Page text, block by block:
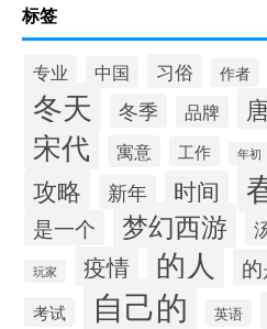
标签
专业 中国 习俗 作者
冬天 冬季 品牌
宋代 寓意 工作 年初
攻略 新年 时间
是一个 梦幻西游
玩家 疫情 的人
考试 自己的 英语